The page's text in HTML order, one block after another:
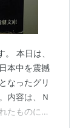
本日は、
本中を震撼
なったグリ
内容は、Ｎ
たものに、